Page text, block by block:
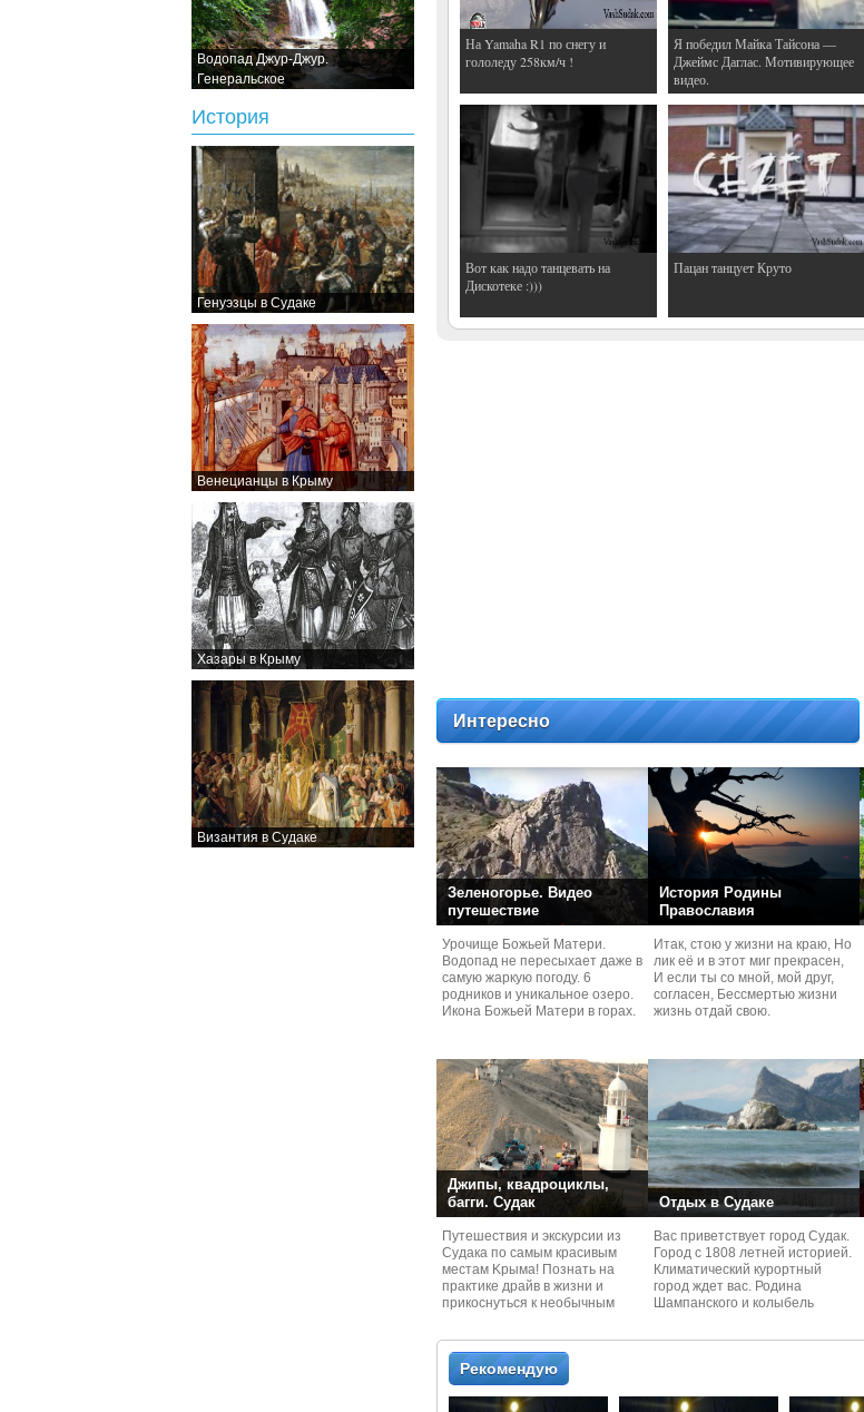
Водопад Джур-Джур.
Генеральское
История
Генуэзцы в Судаке
Венецианцы в Крыму
Хазары в Крыму
Византия в Судаке
На Yamaha R1 по снегу и
гололеду 258км/ч !
Я победил Майка Тайсона —
Джеймс Даглас. Мотивирующее
видео.
Вот как надо танцевать на
Дискотеке :)))
Пацан танцует Круто
Интересно
Зеленогорье. Видео
путешествие
Урочище Божьей Матери.
Водопад не пересыхает даже в
самую жаркую погоду. 6
родников и уникальное озеро.
Икона Божьей Матери в горах.
История Родины
Православия
Итак, стою у жизни на краю, Но
лик её и в этот миг прекрасен,
И если ты со мной, мой друг,
согласен, Бессмертью жизни
жизнь отдай свою.
Джипы, квадроциклы,
багги. Судак
Путешествия и экскурcии из
Судaка по самым красивым
местам Kрыма! Познать на
практике драйв в жизни и
прикоснуться к необычным
Отдых в Судаке
Вас приветствует город Судак.
Город с 1808 летней историей.
Климатический курортный
город ждет вас. Родина
Шампанского и колыбель
Рекомендую